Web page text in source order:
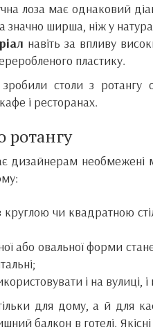
лоза має однаковий
значно ширша, ніж у
навіть за впливу
пластику.
зробили столи з
і ресторанах.
ротангу
дизайнерам необмежені
круглою чи квадратною
або овальної форми
і на вулиці,
для дому, а й для
балкон в готелі.